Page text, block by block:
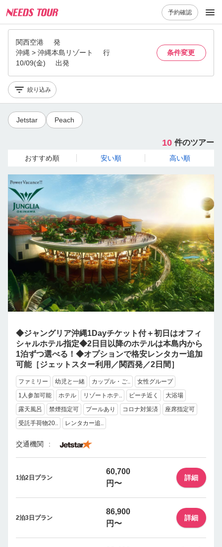
予約確認
関西空港
発
沖縄 > 沖縄本島リゾート
行
10/09(金)
出発
条件変更
絞り込み
Jetstar Peach
10 件のツアー
おすすめ順 安い順 高い順
◆ジャングリア沖縄1Dayチケット付＋初日はオフィ
シャルホテル指定◆2日目以降のホテルは本島内から
1泊ずつ選べる！◆オプションで格安レンタカー追加
可能［ジェットスター利用／関西発／2日間］
ファミリー 幼児と一緒 カップル・ご..
女性グループ
1人参加可能
ホテル リゾートホテ.. ビーチ近く
大浴場
露天風呂
禁煙指定可 プールあり コロナ対策済
座席指定可
受託手荷物20..
レンタカー追..
交通機関
1泊2日プラン
60,700
円〜
詳細
2泊3日プラン
86,900
円〜
詳細